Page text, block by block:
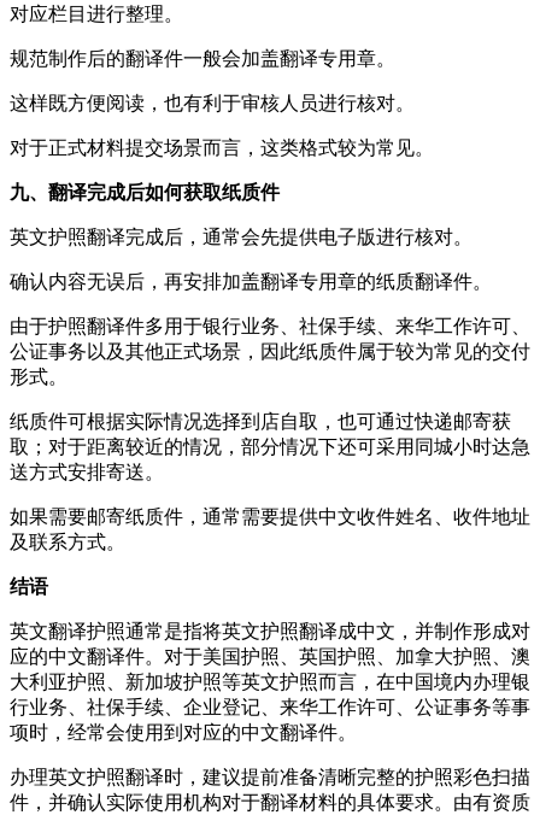
对应栏目进行整理。
规范制作后的翻译件一般会加盖翻译专用章。
这样既方便阅读，也有利于审核人员进行核对。
对于正式材料提交场景而言，这类格式较为常见。
九、翻译完成后如何获取纸质件
英文护照翻译完成后，通常会先提供电子版进行核对。
确认内容无误后，再安排加盖翻译专用章的纸质翻译件。
由于护照翻译件多用于银行业务、社保手续、来华工作许可、
公证事务以及其他正式场景，因此纸质件属于较为常见的交付
形式。
纸质件可根据实际情况选择到店自取，也可通过快递邮寄获
取；对于距离较近的情况，部分情况下还可采用同城小时达急
送方式安排寄送。
如果需要邮寄纸质件，通常需要提供中文收件姓名、收件地址
及联系方式。
结语
英文翻译护照通常是指将英文护照翻译成中文，并制作形成对
应的中文翻译件。对于美国护照、英国护照、加拿大护照、澳
大利亚护照、新加坡护照等英文护照而言，在中国境内办理银
行业务、社保手续、企业登记、来华工作许可、公证事务等事
项时，经常会使用到对应的中文翻译件。
办理英文护照翻译时，建议提前准备清晰完整的护照彩色扫描
件，并确认实际使用机构对于翻译材料的具体要求。由有资质